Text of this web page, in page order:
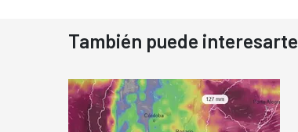
También puede interesarte